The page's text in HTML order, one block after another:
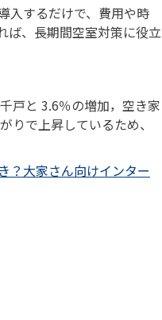
入するだけで、費用や時
ば、長期間空室対策に役立
戸と 3.6％の増加，空き家
りで上昇しているため、
？大家さん向けインター